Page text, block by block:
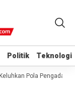
Politik Teknologi
Politik Teknologi
Pola Pengadaan